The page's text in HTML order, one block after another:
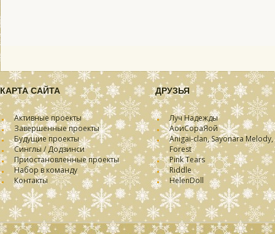
КАРТА САЙТА
Активные проекты
Завершенные проекты
Будущие проекты
Синглы / Додзинси
Приостановленные проекты
Набор в команду
Контакты
ДРУЗЬЯ
Луч Надежды
АоиСораЯой
Anigai-clan, Sayonara Melody,
Forest
Pink Tears
Riddle
HelenDoll